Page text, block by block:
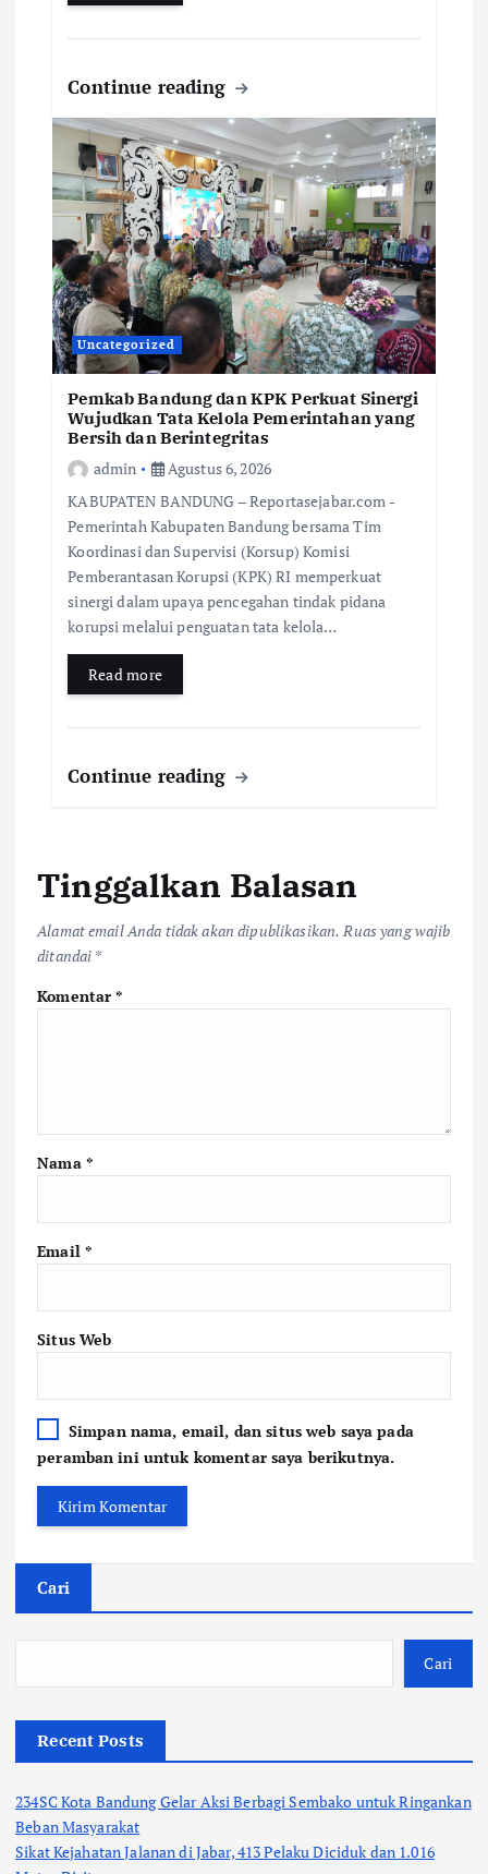
Continue reading
Uncategorized
Pemkab Bandung dan KPK Perkuat Sinergi
Wujudkan Tata Kelola Pemerintahan yang
Bersih dan Berintegritas
admin
Agustus 6, 2026
KABUPATEN BANDUNG – Reportasejabar.com -
Pemerintah Kabupaten Bandung bersama Tim
Koordinasi dan Supervisi (Korsup) Komisi
Pemberantasan Korupsi (KPK) RI memperkuat
sinergi dalam upaya pencegahan tindak pidana
korupsi melalui penguatan tata kelola…
Read more
Continue reading
Tinggalkan Balasan
Alamat email Anda tidak akan dipublikasikan. Ruas yang wajib
ditandai *
Komentar*
Nama *
Email *
Situs Web
Simpan nama, email, dan situs web saya pada
peramban ini untuk komentar saya berikutnya.
Cari
Cari
Recent Posts
234SC Kota Bandung Gelar Aksi Berbagi Sembako untuk Ringankan
Beban Masyarakat
Sikat Kejahatan Jalanan di Jabar, 413 Pelaku Diciduk dan 1.016